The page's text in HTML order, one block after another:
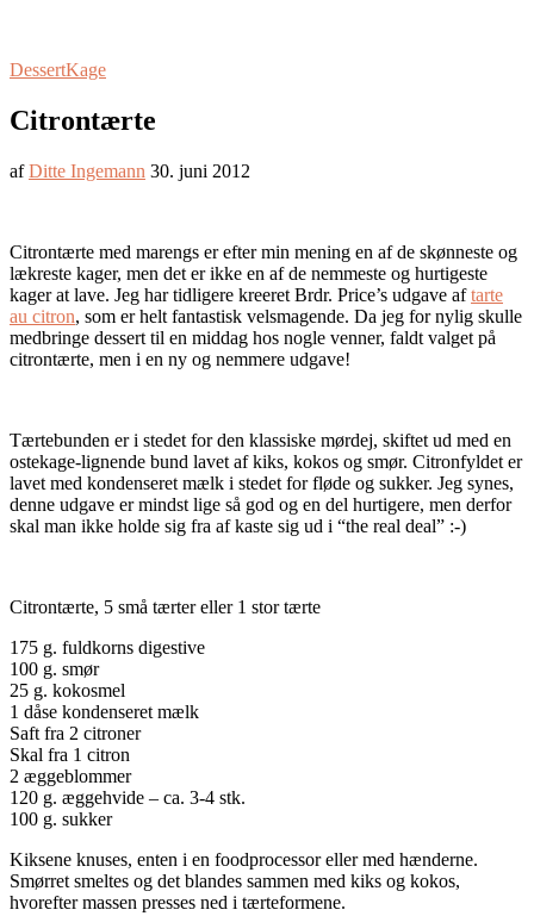
DessertKage
Citrontærte
afDitte Ingemann 30. juni 2012
Citrontærte med marengs er efter min mening en af de skønneste og
lækreste kager, men det er ikke en af de nemmeste og hurtigeste
kager at lave. Jeg har tidligere kreeret Brdr. Price’s udgave aftarte
au citron, som er helt fantastisk velsmagende. Da jeg for nylig skulle
medbringe dessert til en middag hos nogle venner, faldt valget på
citrontærte, men i en ny og nemmere udgave!
Tærtebunden er i stedet for den klassiske mørdej, skiftet ud med en
ostekage-lignende bund lavet af kiks, kokos og smør. Citronfyldet er
lavet med kondenseret mælk i stedet for fløde og sukker. Jeg synes,
denne udgave er mindst lige så god og en del hurtigere, men derfor
skal man ikke holde sig fra af kaste sig ud i “the real deal” :-)
Citrontærte, 5 små tærter eller 1 stor tærte
175 g. fuldkorns digestive
100 g. smør
25 g. kokosmel
1 dåse kondenseret mælk
Saft fra 2 citroner
Skal fra 1 citron
2 æggeblommer
120 g. æggehvide – ca. 3-4 stk.
100 g. sukker
Kiksene knuses, enten i en foodprocessor eller med hænderne.
Smørret smeltes og det blandes sammen med kiks og kokos,
hvorefter massen presses ned i tærteformene.